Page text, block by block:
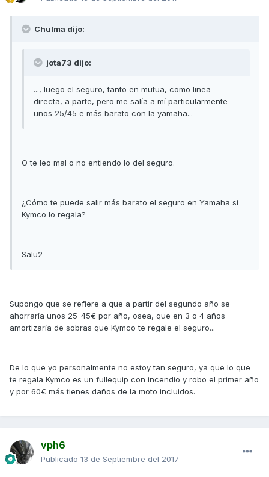
Chulma dijo:
jota73 dijo:
..., luego el seguro, tanto en mutua, como linea
directa, a parte, pero me salía a mí particularmente
unos 25/45 e más barato con la yamaha...
O te leo mal o no entiendo lo del seguro.
¿Cómo te puede salir más barato el seguro en Yamaha si
Kymco lo regala?
Salu2
Supongo que se refiere a que a partir del segundo año se
ahorraría unos 25-45€ por año, osea, que en 3 o 4 años
amortizaría de sobras que Kymco te regale el seguro...
De lo que yo personalmente no estoy tan seguro, ya que lo que
te regala Kymco es un fullequip con incendio y robo el primer año
y por 60€ más tienes daños de la moto incluidos.
vph6
Publicado 13 de Septiembre del 2017